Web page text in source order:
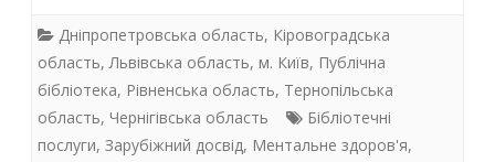
практики
(ч.
1)
e
b
o
o
itt
er
at
s
A
p
k
e
dI
n
Дніпропетровська область, Кіровоградська
область, Львівська область, м. Київ, Публічна
бібліотека, Рівненська область, Тернопільська
область, Чернігівська область
Бібліотечні
послуги, Зарубіжний досвід, Ментальне здоров'я,